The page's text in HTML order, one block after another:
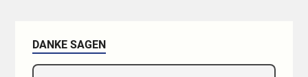
DANKE SAGEN